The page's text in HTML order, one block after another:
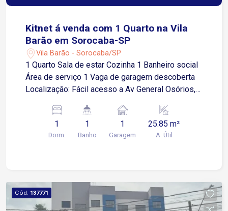
Kitnet á venda com 1 Quarto na Vila
Barão em Sorocaba-SP
Vila Barão - Sorocaba/SP
1 Quarto Sala de estar Cozinha 1 Banheiro social
Área de serviço 1 Vaga de garagem descoberta
Localização: Fácil acesso a Av General Osórios,
comércios em geral.
1
Dorm.
1
Banho
1
Garagem
25.85 m²
A. Útil
Cód. 137771